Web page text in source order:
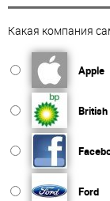
Какая компания
Apple
British
Ford